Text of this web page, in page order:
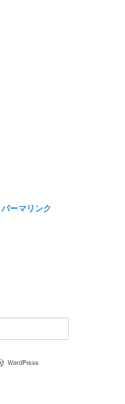
パーマリンク
WordPress